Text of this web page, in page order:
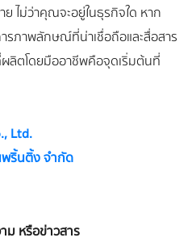
ไม่ว่าคุณจะอยู่ในธุรกิจใด หาก
ภาพลักษณ์ที่น่าเชื่อถือและสื่อสาร
ลิตโดยมืออาชีพคือจุดเริ่มต้นที่
Ltd.
พริ้นติ้ง จำกัด
ม หรือข่าวสาร